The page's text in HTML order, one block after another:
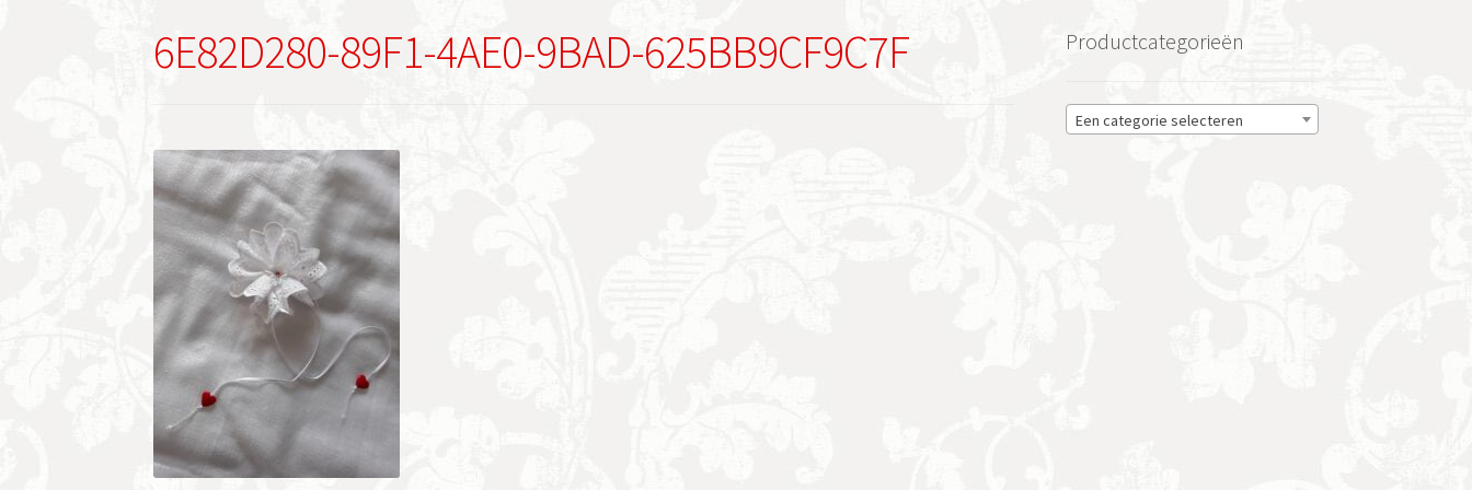
6E82D280-89F1-4AE0-9BAD-625BB9CF9C7F Productcategorieën
Een categorie selecteren